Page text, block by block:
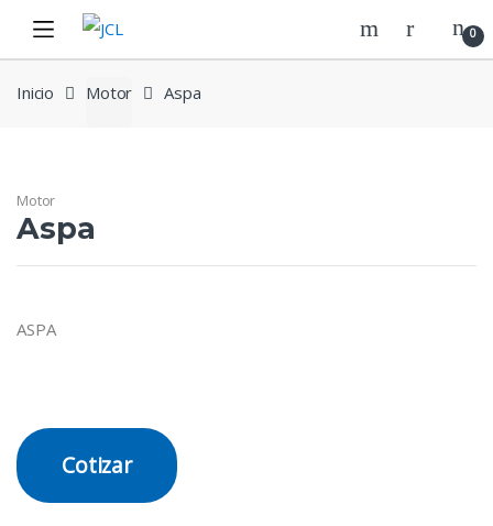
0
Inicio Motor Aspa
Motor
Aspa
ASPA
Cotizar